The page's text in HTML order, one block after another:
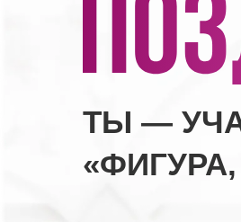
ТЫ —
«ФИГУРА,